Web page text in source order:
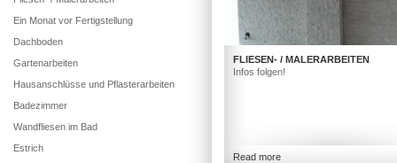
FLIESEN- / MALERARBEITEN
Infos folgen!
Read more
Ein Monat vor Fertigstellung
Dachboden
Gartenarbeiten
Hausanschlüsse und Pflasterarbeiten
Badezimmer
Wandfliesen im Bad
Estrich